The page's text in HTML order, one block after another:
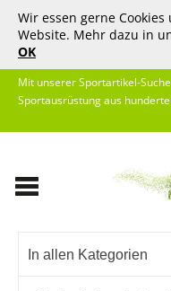
Wir essen gerne
Website. Mehr dazu in
OK
Mit unserer Sportartikel-
Sportausrüstung aus
In allen Kategorien